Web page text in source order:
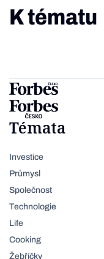
K tématu
Témata
Investice
Průmysl
Společnost
Technologie
Life
Cooking
Žebříčky